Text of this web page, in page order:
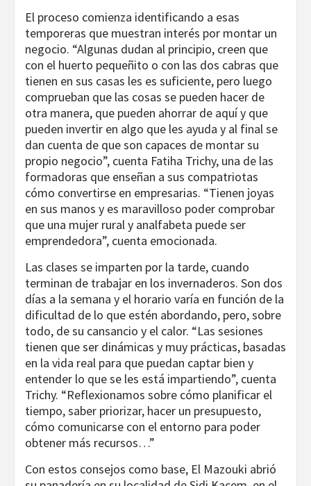
El proceso comienza identificando a esas
temporeras que muestran interés por montar un
negocio. “Algunas dudan al principio, creen que
con el huerto pequeñito o con las dos cabras que
tienen en sus casas les es suficiente, pero luego
comprueban que las cosas se pueden hacer de
otra manera, que pueden ahorrar de aquí y que
pueden invertir en algo que les ayuda y al final se
dan cuenta de que son capaces de montar su
propio negocio”, cuenta Fatiha Trichy, una de las
formadoras que enseñan a sus compatriotas
cómo convertirse en empresarias. “Tienen joyas
en sus manos y es maravilloso poder comprobar
que una mujer rural y analfabeta puede ser
emprendedora”, cuenta emocionada.
Las clases se imparten por la tarde, cuando
terminan de trabajar en los invernaderos. Son dos
días a la semana y el horario varía en función de la
dificultad de lo que estén abordando, pero, sobre
todo, de su cansancio y el calor. “Las sesiones
tienen que ser dinámicas y muy prácticas, basadas
en la vida real para que puedan captar bien y
entender lo que se les está impartiendo”, cuenta
Trichy. “Reflexionamos sobre cómo planificar el
tiempo, saber priorizar, hacer un presupuesto,
cómo comunicarse con el entorno para poder
obtener más recursos…”
Con estos consejos como base, El Mazouki abrió